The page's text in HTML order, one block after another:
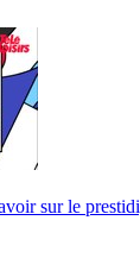
sur le